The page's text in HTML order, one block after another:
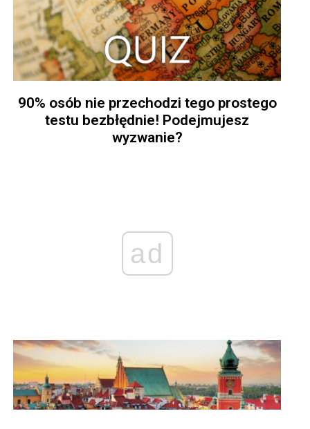
90% osób nie przechodzi tego prostego
testu bezbłędnie! Podejmujesz
wyzwanie?
ad